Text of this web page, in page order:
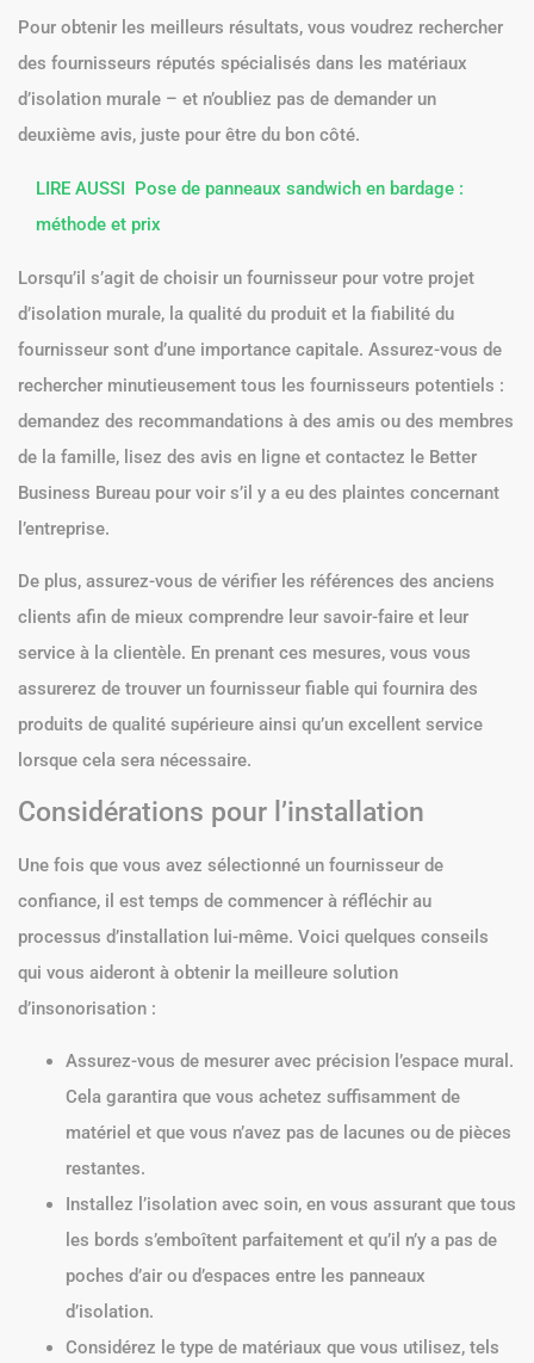
Pour obtenir les meilleurs résultats, vous voudrez rechercher
des fournisseurs réputés spécialisés dans les matériaux
d’isolation murale – et n’oubliez pas de demander un
deuxième avis, juste pour être du bon côté.
LIRE AUSSI Pose de panneaux sandwich en bardage :
méthode et prix
Lorsqu’il s’agit de choisir un fournisseur pour votre projet
d’isolation murale, la qualité du produit et la fiabilité du
fournisseur sont d’une importance capitale. Assurez-vous de
rechercher minutieusement tous les fournisseurs potentiels :
demandez des recommandations à des amis ou des membres
de la famille, lisez des avis en ligne et contactez le Better
Business Bureau pour voir s’il y a eu des plaintes concernant
l’entreprise.
De plus, assurez-vous de vérifier les références des anciens
clients afin de mieux comprendre leur savoir-faire et leur
service à la clientèle. En prenant ces mesures, vous vous
assurerez de trouver un fournisseur fiable qui fournira des
produits de qualité supérieure ainsi qu’un excellent service
lorsque cela sera nécessaire.
Considérations pour l’installation
Une fois que vous avez sélectionné un fournisseur de
confiance, il est temps de commencer à réfléchir au
processus d’installation lui-même. Voici quelques conseils
qui vous aideront à obtenir la meilleure solution
d’insonorisation :
Assurez-vous de mesurer avec précision l’espace mural.
Cela garantira que vous achetez suffisamment de
matériel et que vous n’avez pas de lacunes ou de pièces
restantes.
Installez l’isolation avec soin, en vous assurant que tous
les bords s’emboîtent parfaitement et qu’il n’y a pas de
poches d’air ou d’espaces entre les panneaux
d’isolation.
Considérez le type de matériaux que vous utilisez, tels